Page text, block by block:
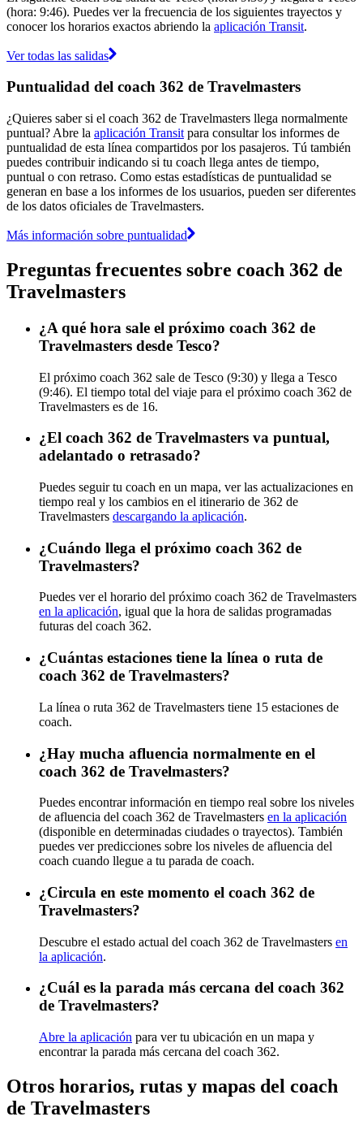
(hora: 9:46). Puedes ver la frecuencia de los siguientes trayectos y
conocer los horarios exactos abriendo la aplicación Transit.
Ver todas las salidas
Puntualidad del coach 362 de Travelmasters
¿Quieres saber si el coach 362 de Travelmasters llega normalmente
puntual? Abre la aplicación Transit para consultar los informes de
puntualidad de esta línea compartidos por los pasajeros. Tú también
puedes contribuir indicando si tu coach llega antes de tiempo,
puntual o con retraso. Como estas estadísticas de puntualidad se
generan en base a los informes de los usuarios, pueden ser diferentes
de los datos oficiales de Travelmasters.
Más información sobre puntualidad
Preguntas frecuentes sobre coach 362 de
Travelmasters
¿A qué hora sale el próximo coach 362 de
Travelmasters desde Tesco?
El próximo coach 362 sale de Tesco (9:30) y llega a Tesco
(9:46). El tiempo total del viaje para el próximo coach 362 de
Travelmasters es de 16.
¿El coach 362 de Travelmasters va puntual,
adelantado o retrasado?
Puedes seguir tu coach en un mapa, ver las actualizaciones en
tiempo real y los cambios en el itinerario de 362 de
Travelmasters descargando la aplicación.
¿Cuándo llega el próximo coach 362 de
Travelmasters?
Puedes ver el horario del próximo coach 362 de Travelmasters
en la aplicación, igual que la hora de salidas programadas
futuras del coach 362.
¿Cuántas estaciones tiene la línea o ruta de
coach 362 de Travelmasters?
La línea o ruta 362 de Travelmasters tiene 15 estaciones de
coach.
¿Hay mucha afluencia normalmente en el
coach 362 de Travelmasters?
Puedes encontrar información en tiempo real sobre los niveles
de afluencia del coach 362 de Travelmasters en la aplicación
(disponible en determinadas ciudades o trayectos). También
puedes ver predicciones sobre los niveles de afluencia del
coach cuando llegue a tu parada de coach.
¿Circula en este momento el coach 362 de
Travelmasters?
Descubre el estado actual del coach 362 de Travelmasters en
la aplicación.
¿Cuál es la parada más cercana del coach 362
de Travelmasters?
Abre la aplicación para ver tu ubicación en un mapa y
encontrar la parada más cercana del coach 362.
Otros horarios, rutas y mapas del coach
de Travelmasters